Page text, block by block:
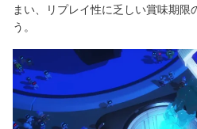
まい、リプレイ性に乏しい賞味期限
う。